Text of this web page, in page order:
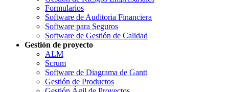
Formularios
Software de Auditoria Financiera
Software para Seguros
Software de Gestión de Calidad
Gestión de proyecto
ALM
Scrum
Software de Diagrama de Gantt
Gestión de Productos